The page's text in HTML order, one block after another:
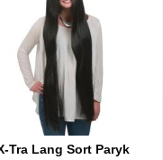
Tra Lang Sort Paryk